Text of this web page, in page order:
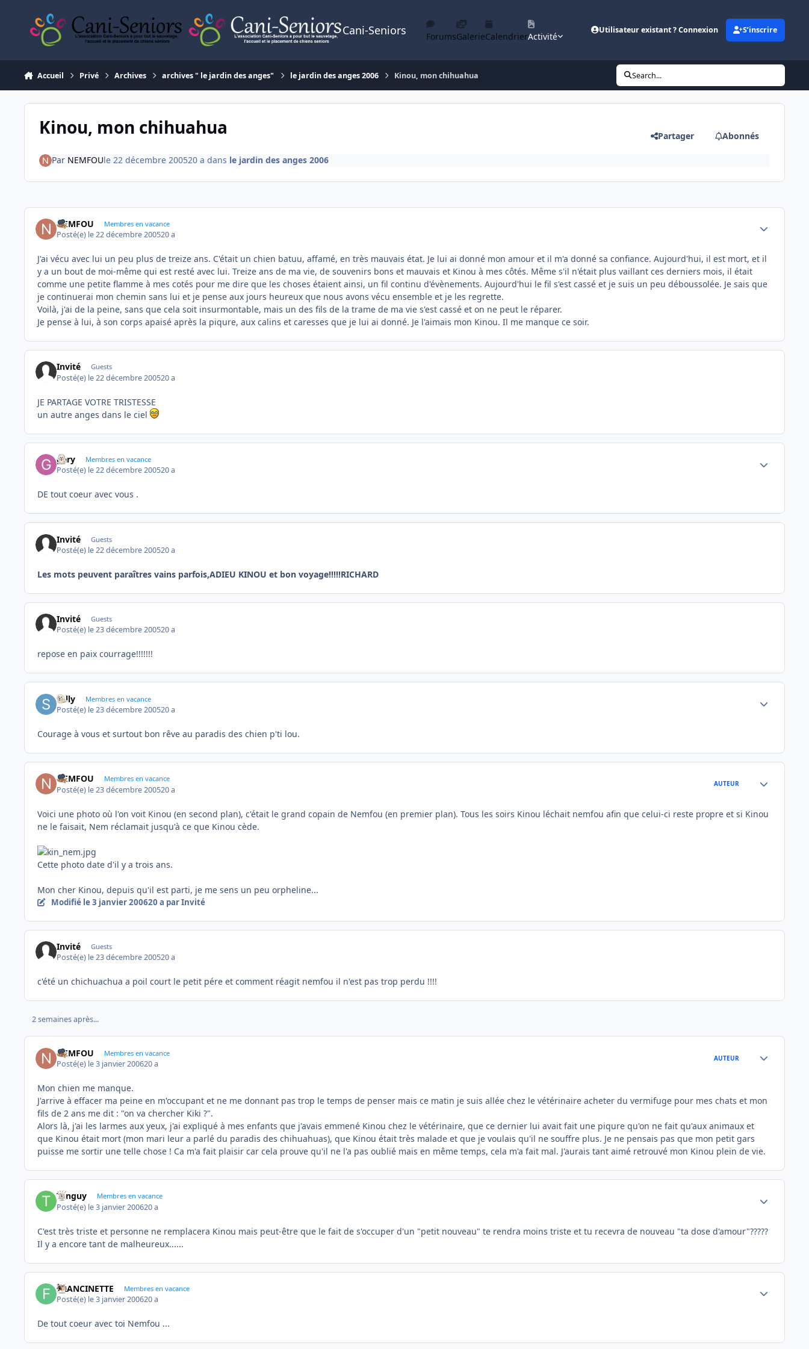
Cani-Seniors ForumsGalerieCalendrierActivité
Utilisateur existant ? Connexion S’inscrire
Accueil Privé Archives archives " le jardin des anges" le jardin des anges 2006 Kinou, mon chihuahua Search...
Kinou, mon chihuahua Partager Abonnés
Par NEMFOUle 22 décembre 200520 a dans le jardin des anges 2006
NEMFOU Membres en vacance
Posté(e) le 22 décembre 200520 a
J'ai vécu avec lui un peu plus de treize ans. C'était un chien batuu, affamé, en très mauvais état. Je lui ai donné mon amour et il m'a donné sa confiance. Aujourd'hui, il est mort, et il
y a un bout de moi-même qui est resté avec lui. Treize ans de ma vie, de souvenirs bons et mauvais et Kinou à mes côtés. Même s'il n'était plus vaillant ces derniers mois, il était
comme une petite flamme à mes cotés pour me dire que les choses étaient ainsi, un fil continu d'évènements. Aujourd'hui le fil s'est cassé et je suis un peu déboussolée. Je sais que
je continuerai mon chemin sans lui et je pense aux jours heureux que nous avons vécu ensemble et je les regrette.
Voilà, j'ai de la peine, sans que cela soit insurmontable, mais un des fils de la trame de ma vie s'est cassé et on ne peut le réparer.
Je pense à lui, à son corps apaisé après la piqure, aux calins et caresses que je lui ai donné. Je l'aimais mon Kinou. Il me manque ce soir.
Invité Guests
Posté(e) le 22 décembre 200520 a
JE PARTAGE VOTRE TRISTESSE
un autre anges dans le ciel
gary Membres en vacance
Posté(e) le 22 décembre 200520 a
DE tout coeur avec vous .
Invité Guests
Posté(e) le 22 décembre 200520 a
Les mots peuvent paraîtres vains parfois,ADIEU KINOU et bon voyage!!!!!RICHARD
Invité Guests
Posté(e) le 23 décembre 200520 a
repose en paix courrage!!!!!!!
sally Membres en vacance
Posté(e) le 23 décembre 200520 a
Courage à vous et surtout bon rêve au paradis des chien p'ti lou.
NEMFOU Membres en vacance
Posté(e) le 23 décembre 200520 a
AUTEUR
Voici une photo où l'on voit Kinou (en second plan), c'était le grand copain de Nemfou (en premier plan). Tous les soirs Kinou léchait nemfou afin que celui-ci reste propre et si Kinou
ne le faisait, Nem réclamait jusqu'à ce que Kinou cède.
Cette photo date d'il y a trois ans.
Mon cher Kinou, depuis qu'il est parti, je me sens un peu orpheline...
Modifié le 3 janvier 200620 a par Invité
Invité Guests
Posté(e) le 23 décembre 200520 a
c'été un chichuachua a poil court le petit pére et comment réagit nemfou il n'est pas trop perdu !!!!
2 semaines après...
NEMFOU Membres en vacance
Posté(e) le 3 janvier 200620 a
AUTEUR
Mon chien me manque.
J'arrive à effacer ma peine en m'occupant et ne me donnant pas trop le temps de penser mais ce matin je suis allée chez le vétérinaire acheter du vermifuge pour mes chats et mon
fils de 2 ans me dit : "on va chercher Kiki ?".
Alors là, j'ai les larmes aux yeux, j'ai expliqué à mes enfants que j'avais emmené Kinou chez le vétérinaire, que ce dernier lui avait fait une piqure qu'on ne fait qu'aux animaux et
que Kinou était mort (mon mari leur a parlé du paradis des chihuahuas), que Kinou était très malade et que je voulais qu'il ne souffre plus. Je ne pensais pas que mon petit gars
puisse me sortir une telle chose ! Ca m'a fait plaisir car cela prouve qu'il ne l'a pas oublié mais en même temps, cela m'a fait mal. J'aurais tant aimé retrouvé mon Kinou plein de vie.
Tanguy Membres en vacance
Posté(e) le 3 janvier 200620 a
C'est très triste et personne ne remplacera Kinou mais peut-être que le fait de s'occuper d'un "petit nouveau" te rendra moins triste et tu recevra de nouveau "ta dose d'amour"?????
Il y a encore tant de malheureux......
FRANCINETTE Membres en vacance
Posté(e) le 3 janvier 200620 a
De tout coeur avec toi Nemfou ...